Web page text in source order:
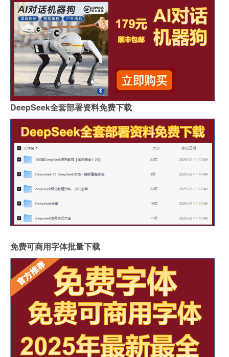
DeepSeek全套部署资料免费下载
免费可商用字体批量下载